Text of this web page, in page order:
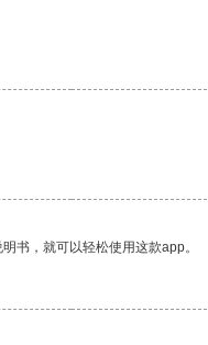
书，就可以轻松使用这款app。